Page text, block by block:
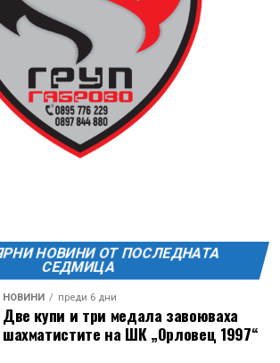
тренировка с Йоанна Петрова от
за обща култура
на филма “Брънч за начинаещи”
– не някога и някъде, а тук и сега!
НОВИНИ ОТ ПОСЛЕДНАТА
СЕДМИЦА
НОВИНИ преди 6 дни
Две купи и три медала завоюваха
шахматистите на ШК „Орловец 1997“